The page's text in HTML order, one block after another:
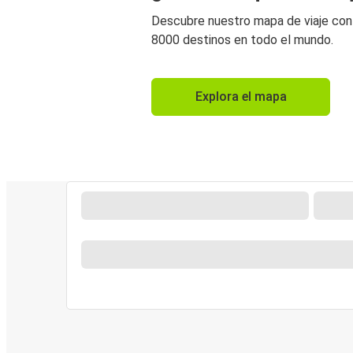
Descubre nuestro mapa de viaje
8000 destinos en todo el mundo.
Explora el mapa